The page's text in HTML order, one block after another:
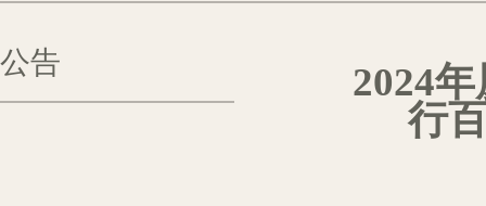
公告 2024年
行